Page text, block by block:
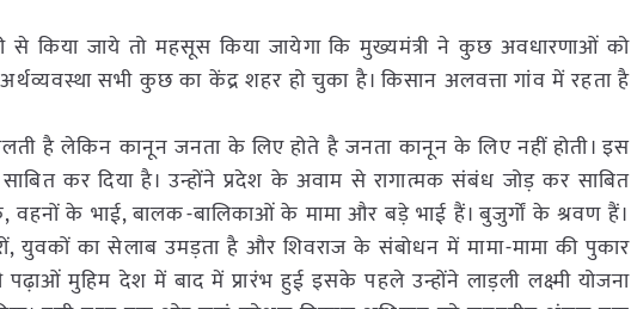
से किया जाये तो महसूस किया जायेगा कि मुख्यमंत्री ने कुछ अवधारणाओं को
सभी कुछ का केंद्र शहर हो चुका है। किसान अलवत्ता गांव में रहता है
है लेकिन कानून जनता के लिए होते है जनता कानून के लिए नहीं होती। इस
कर दिया है। उन्होंने प्रदेश के अवाम से रागात्मक संबंध जोड़ कर साबित
के भाई, बालक-बालिकाओं के मामा और बड़े भाई हैं। बुजुर्गों के श्रवण हैं।
का सेलाब उमड़ता है और शिवराज के संबोधन में मामा-मामा की पुकार
मुहिम देश में बाद में प्रारंभ हुई इसके पहले उन्होंने लाड़ली लक्ष्मी योजना